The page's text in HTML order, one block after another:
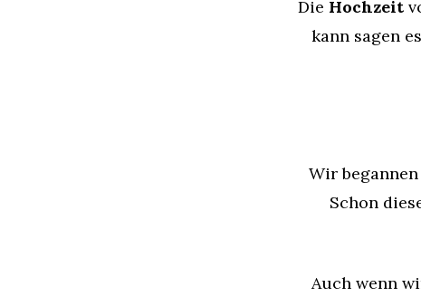
Die Hochzeit
kann sagen
Wir
Schon
Auch wenn